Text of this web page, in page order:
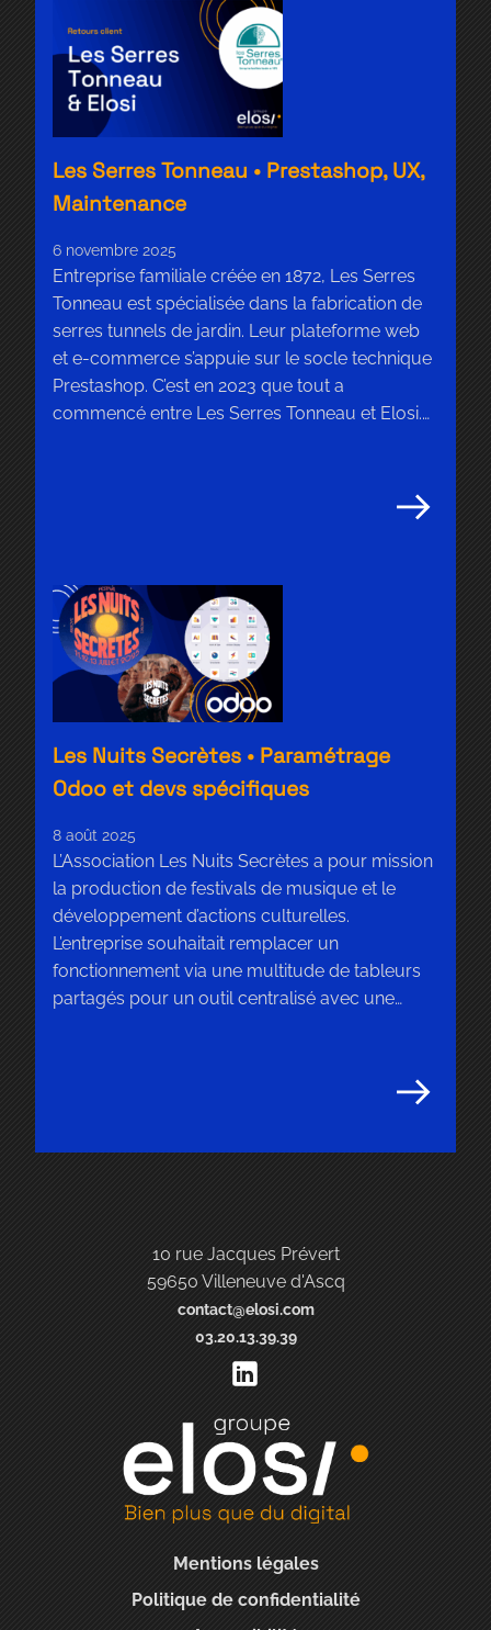
Les Serres Tonneau • Prestashop, UX,
Maintenance
6 novembre 2025
Entreprise familiale créée en 1872, Les Serres
Tonneau est spécialisée dans la fabrication de
serres tunnels de jardin. Leur plateforme web
et e-commerce s’appuie sur le socle technique
Prestashop. C’est en 2023 que tout a
commencé entre Les Serres Tonneau et Elosi.
Les Nuits Secrètes • Paramétrage
Odoo et devs spécifiques
8 août 2025
L’Association Les Nuits Secrètes a pour mission
la production de festivals de musique et le
développement d’actions culturelles.
L’entreprise souhaitait remplacer un
fonctionnement via une multitude de tableurs
partagés pour un outil centralisé avec une
10 rue Jacques Prévert
59650 Villeneuve d'Ascq
contact@elosi.com
03.20.13.39.39
Mentions légales
Politique de confidentialité